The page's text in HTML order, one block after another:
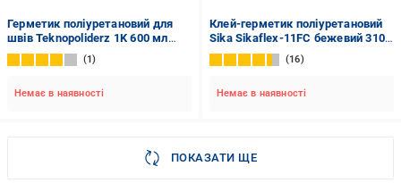
Герметик поліуретановий для
швів Teknopoliderz 1K 600 мл
Чорний (28546841)
1
Немає в наявності
Клей-герметик поліуретановий
Sika Sikaflex-11FC бежевий 310
мл
16
Немає в наявності
ПОКАЗАТИ ЩЕ